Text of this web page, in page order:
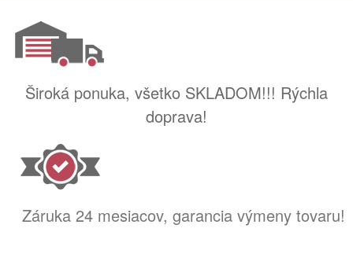
Široká ponuka, všetko SKLADOM!!! Rýchla
doprava!
Záruka 24 mesiacov, garancia výmeny tovaru!